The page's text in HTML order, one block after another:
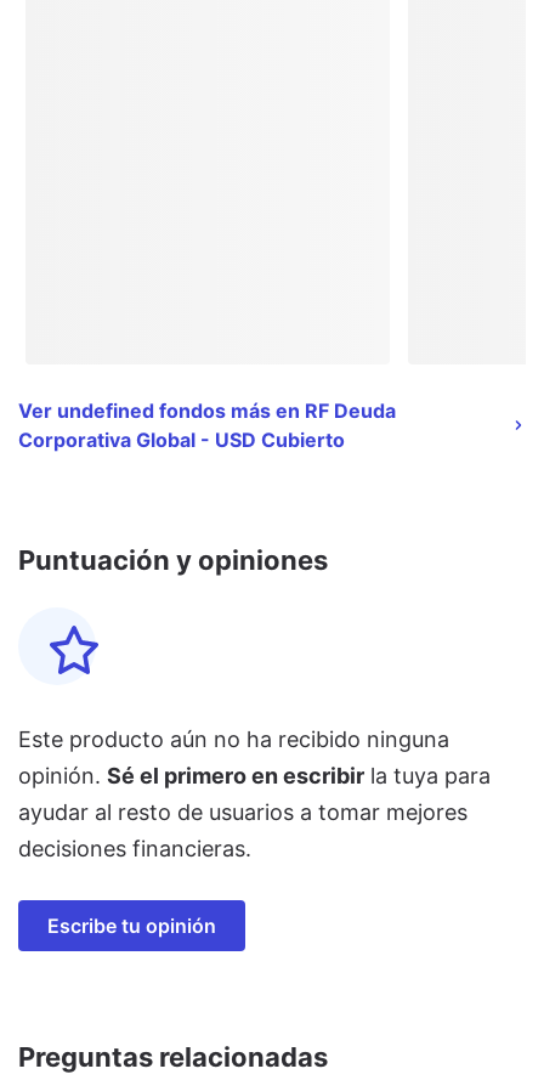
Ver undefined fondos más en RF Deuda
Corporativa Global - USD Cubierto
Puntuación y opiniones
Este producto aún no ha recibido ninguna
opinión. Sé el primero en escribir la tuya para
ayudar al resto de usuarios a tomar mejores
decisiones financieras.
Escribe tu opinión
Preguntas relacionadas